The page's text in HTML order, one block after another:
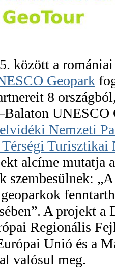
között a
Geopark
8
UNESCO
Nemzeti
Térségi
alcíme mutatja
szembesülnek:
A projekt a
Regionális
Unió és a
valósul meg.